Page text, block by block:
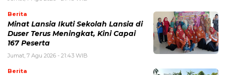
Berita
Minat Lansia Ikuti Sekolah Lansia di
Duser Terus Meningkat, Kini Capai
167 Peserta
Jumat, 7 Agu 2026 - 21:43 WIB
Berita